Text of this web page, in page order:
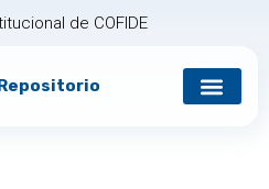
de COFIDE